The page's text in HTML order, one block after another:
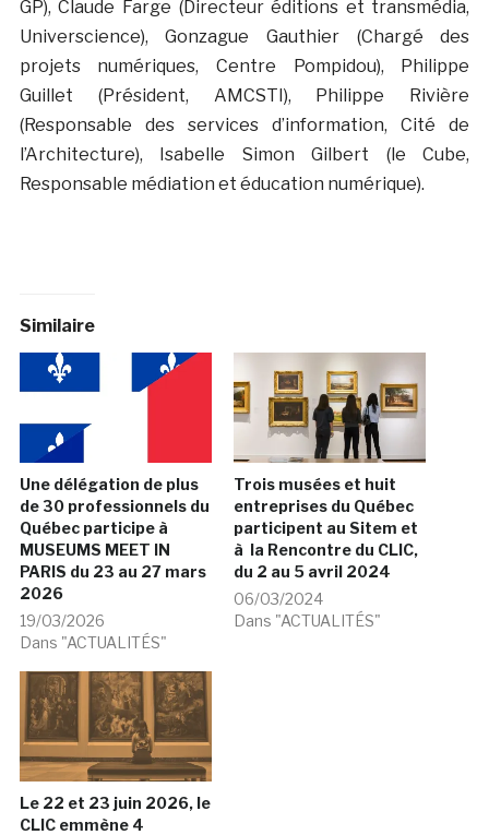
GP), Claude Farge (Directeur éditions et transmédia,
Universcience), Gonzague Gauthier (Chargé des
projets numériques, Centre Pompidou), Philippe
Guillet (Président, AMCSTI), Philippe Rivière
(Responsable des services d’information, Cité de
l’Architecture), Isabelle Simon Gilbert (le Cube,
Responsable médiation et éducation numérique).
Similaire
Une délégation de plus
de 30 professionnels du
Québec participe à
MUSEUMS MEET IN
PARIS du 23 au 27 mars
2026
19/03/2026
Dans "ACTUALITÉS"
Trois musées et huit
entreprises du Québec
participent au Sitem et
à la Rencontre du CLIC,
du 2 au 5 avril 2024
06/03/2024
Dans "ACTUALITÉS"
Le 22 et 23 juin 2026, le
CLIC emmène 4